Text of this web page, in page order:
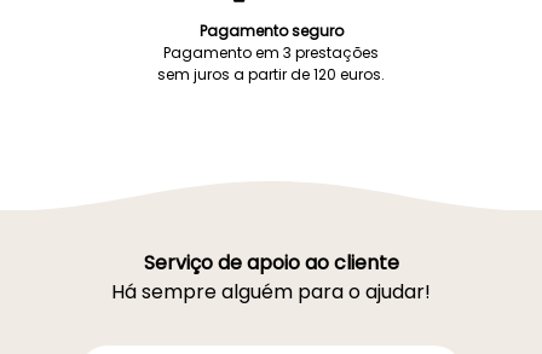
Pagamento seguro
Pagamento em 3 prestações
sem juros a partir de 120 euros.
Serviço de apoio ao cliente
Há sempre alguém para o ajudar!